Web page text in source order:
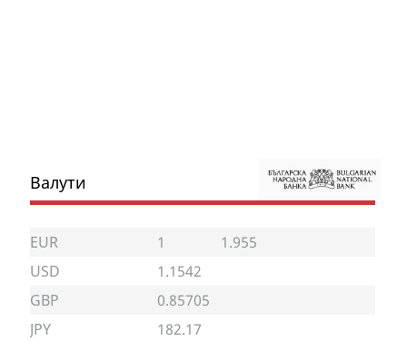
Валути
EUR 1
1.955
USD
1.1542
GBP
0.85705
JPY
182.17